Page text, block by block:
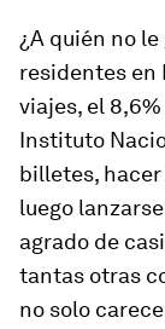
¿A quién no
residentes en
viajes, el
Instituto
billetes,
luego
agrado de
tantas otras
no solo